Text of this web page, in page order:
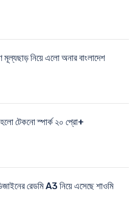
নিয়ে এলো অনার বাংলাদেশ
হলো টেকনো স্পার্ক ২০ প্রো+
রেডমি A3 নিয়ে এসেছে শাওমি